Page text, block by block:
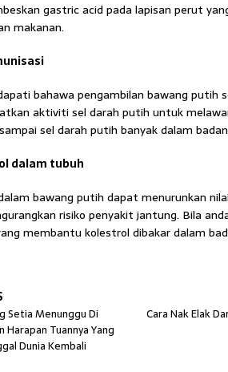
gastric acid pada lapisan perut
makanan.
bahawa pengambilan bawang putih
aktiviti sel darah putih untuk
sel darah putih banyak dalam
dalam tubuh
bawang putih dapat menurunkan
risiko penyakit jantung. Bila
membantu kolestrol dibakar dalam
Setia Menunggu Di
Harapan Tuannya Yang
Dunia Kembali
Cara Nak Elak